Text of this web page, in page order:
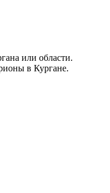
или области.
в Кургане.